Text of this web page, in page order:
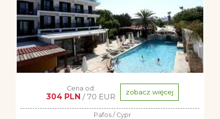
Cena od:
304 PLN / 70 EUR zobacz więcej
Pafos / Cypr